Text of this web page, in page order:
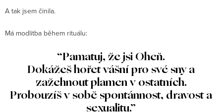
A tak jsem činila.
Má modlitba během rituálu:
“Pamatuj, že jsi Oheň.
Dokážeš hořet vášní pro své sny a
zažehnout plamen v ostatních.
Probouzíš v sobě spontánnost, dravost a
sexualitu.”